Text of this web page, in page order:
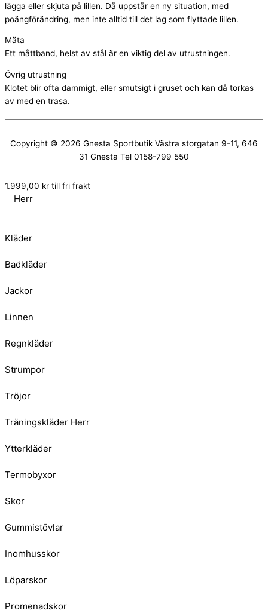
lägga eller skjuta på lillen. Då uppstår en ny situation, med
poängförändring, men inte alltid till det lag som flyttade lillen.
Mäta
Ett måttband, helst av stål är en viktig del av utrustningen.
Övrig utrustning
Klotet blir ofta dammigt, eller smutsigt i gruset och kan då torkas
av med en trasa.
Copyright © 2026 Gnesta Sportbutik Västra storgatan 9-11, 646
31 Gnesta Tel 0158-799 550
1.999,00 kr till fri frakt
Herr
Kläder
Badkläder
Jackor
Linnen
Regnkläder
Strumpor
Tröjor
Träningskläder Herr
Ytterkläder
Termobyxor
Skor
Gummistövlar
Inomhusskor
Löparskor
Promenadskor